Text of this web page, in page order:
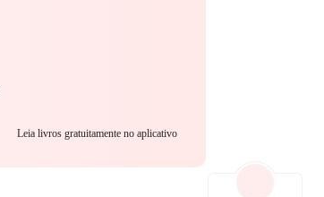
Leia livros gratuitamente no aplicativo